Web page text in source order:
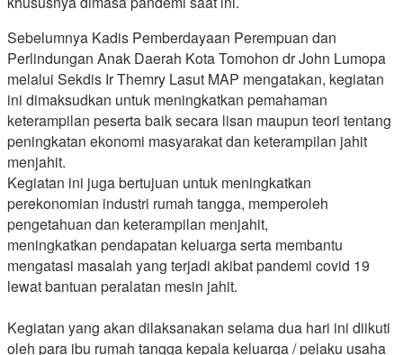
Sebelumnya Kadis Pemberdayaan Perempuan dan
Perlindungan Anak Daerah Kota Tomohon dr John Lumopa
melalui Sekdis Ir Themry Lasut MAP mengatakan, kegiatan
ini dimaksudkan untuk meningkatkan pemahaman
keterampilan peserta baik secara lisan maupun teori tentang
peningkatan ekonomi masyarakat dan keterampilan jahit
menjahit.
Kegiatan ini juga bertujuan untuk meningkatkan
perekonomian industri rumah tangga, memperoleh
pengetahuan dan keterampilan menjahit,
meningkatkan pendapatan keluarga serta membantu
mengatasi masalah yang terjadi akibat pandemi covid 19
lewat bantuan peralatan mesin jahit.
Kegiatan yang akan dilaksanakan selama dua hari ini diikuti
oleh para ibu rumah tangga kepala keluarga / pelaku usaha